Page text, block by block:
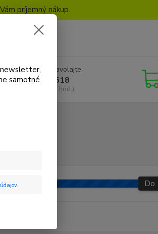
príjemný nákup.
Neviete si rady? Zavolajte.
918 772 618
(Po-Pia, 8:30-16:30 hod.)
Do
newsletter,
samotné
.